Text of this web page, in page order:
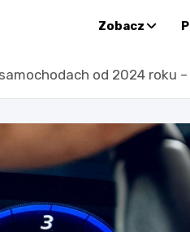
Zobacz
od 2024 roku